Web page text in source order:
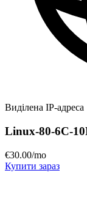
Виділена IP-адреса
Linux-80-6C-
€30.00/mo
Купити зараз